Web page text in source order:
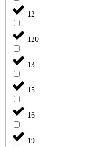
12
120
13
15
16
19